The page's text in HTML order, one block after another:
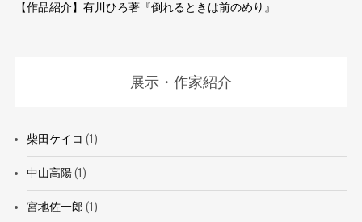
【作品紹介】有川ひろ著『倒れるときは前のめり』
展示・作家紹介
柴田ケイコ (1)
中山高陽(1)
宮地佐一郎 (1)